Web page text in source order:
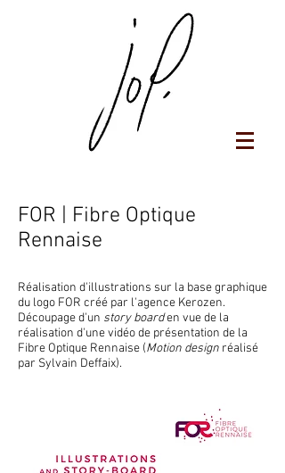
FOR | Fibre Optique
Rennaise
Réalisation d'illustrations sur la base graphique
du logo FOR créé par l'agence Kerozen.
Découpage d'un story boarden vue de la
réalisation d'une vidéo de présentation de la
Fibre Optique Rennaise (Motion design réalisé
par Sylvain Deffaix).